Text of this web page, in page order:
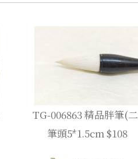
TG-006863 精品胖筆(
筆頭5*1.5cm $108